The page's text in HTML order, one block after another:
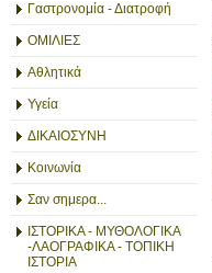
Γαστρονομία - Διατροφή
ΟΜΙΛΙΕΣ
Αθλητικά
Υγεία
ΔΙΚΑΙΟΣΥΝΗ
Κοινωνία
Σαν σημερα...
ΙΣΤΟΡΙΚΑ - ΜΥΘΟΛΟΓΙΚΑ
-ΛΑΟΓΡΑΦΙΚΑ - ΤΟΠΙΚΗ
ΙΣΤΟΡΙΑ